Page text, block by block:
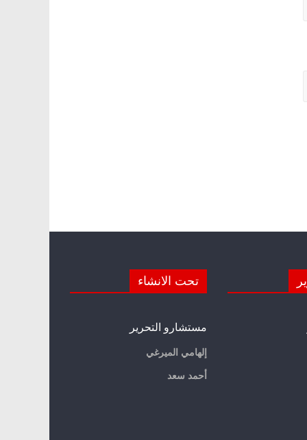
تحت الانشاء
مستشارو التحرير
إلهامي الميرغي
أحمد سعد